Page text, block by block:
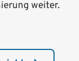
weiter.